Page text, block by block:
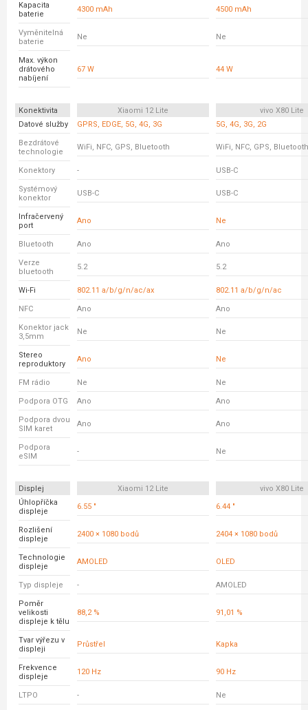
Kapacita
baterie
4300 mAh 4500 mAh
Vyměnitelná
baterie
Ne Ne
Max. výkon
drátového
nabíjení
67 W 44 W
Konektivita Xiaomi 12 Lite
vivo X80 Lite
Datové služby
GPRS, EDGE, 5G, 4G, 3G 5G, 4G, 3G, 2G
Bezdrátové
technologie
WiFi, NFC, GPS, Bluetooth WiFi, NFC, GPS, Bluetooth
Konektory - USB-C
Systémový
konektor
USB-C USB-C
Infračervený
port
Ano Ne
Bluetooth Ano Ano
Verze
bluetooth
5.2 5.2
Wi-Fi 802.11 a/b/g/n/ac/ax 802.11 a/b/g/n/ac
NFC Ano Ano
Konektor jack
3,5mm
Ne Ne
Stereo
reproduktory
Ano Ne
FM rádio Ne Ne
Podpora OTG Ano Ano
Podpora dvou
SIM karet
Ano Ano
Podpora
eSIM
- Ne
Displej Xiaomi 12 Lite
vivo X80 Lite
Úhlopříčka
displeje
6.55 " 6.44 "
Rozlišení
displeje
2400 × 1080 bodů 2404 × 1080 bodů
Technologie
displeje
AMOLED OLED
Typ displeje - AMOLED
Poměr
velikosti
displeje k tělu
88,2 % 91,01 %
Tvar výřezu v
displeji
Průstřel Kapka
Frekvence
displeje
120 Hz 90 Hz
LTPO - Ne